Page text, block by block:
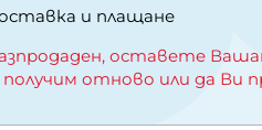
и плащане
оставете
отново или да Ви